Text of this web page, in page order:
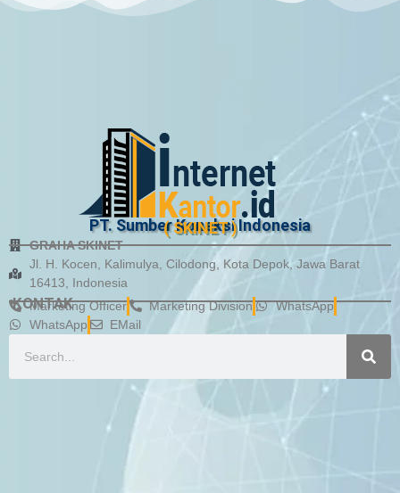
PT. Sumber Koneksi Indonesia
( SKINET )
GRAHA SKINET
Jl. H. Kocen, Kalimulya, Cilodong, Kota Depok, Jawa Barat
16413, Indonesia
KONTAK
Marketing Officer Marketing Division
WhatsApp
WhatsApp
EMail